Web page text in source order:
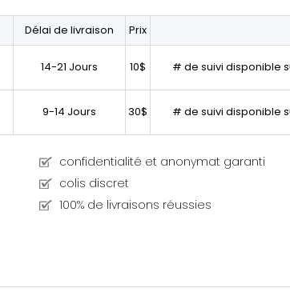
Délai de livraison Prix
14-21 Jours 10$ # de suivi disponible
9-14 Jours 30$ # de suivi disponible
confidentialité et anonymat garanti
colis discret
100% de livraisons réussies